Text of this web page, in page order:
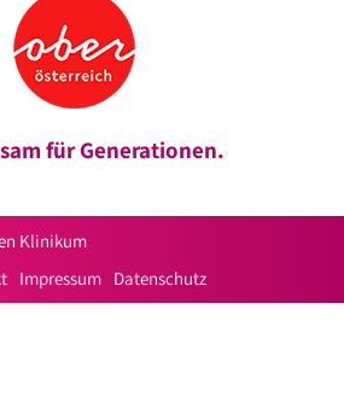
für Generationen.
Klinikum
Impressum Datenschutz